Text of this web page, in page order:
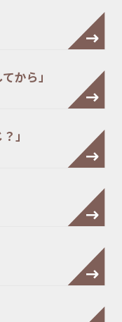
から」
」